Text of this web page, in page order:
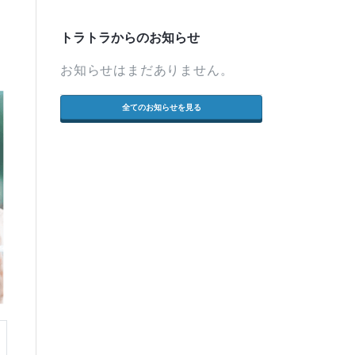
トラトラからのお知らせ
お知らせはまだありません。
全てのお知らせを見る